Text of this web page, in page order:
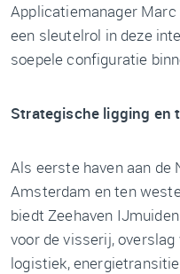
Applicatiemanager Marc
een sleutelrol in deze
soepele configuratie
Strategische ligging en
Als eerste haven aan de
Amsterdam en ten
biedt Zeehaven
voor de visserij,
logistiek,